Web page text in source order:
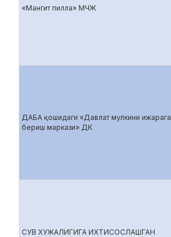
«Мангит пилла» МЧЖ
ДАБА қошидаги «Давлат мулкини ижарага
бериш маркази» ДК
СУВ ХУЖАЛИГИГА ИХТИСОСЛАШГАН